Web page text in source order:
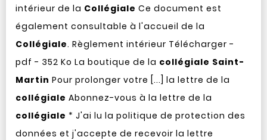
intérieur de la Collégiale Ce document est
également consultable à l'accueil de la
Collégiale. Règlement intérieur Télécharger -
pdf - 352 Ko La boutique de la collégiale Saint-
Martin Pour prolonger votre [...] la lettre de la
collégiale Abonnez-vous à la lettre de la
collégiale * J'ai lu la politique de protection des
données et j'accepte de recevoir la lettre